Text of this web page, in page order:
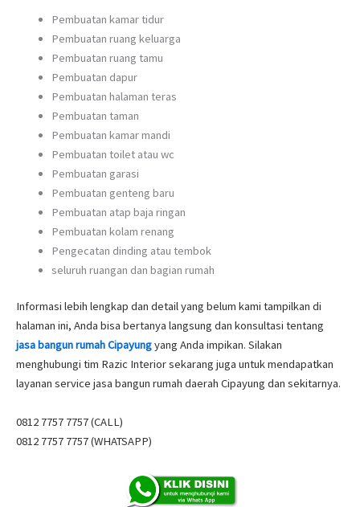
Pembuatan kamar tidur
Pembuatan ruang keluarga
Pembuatan ruang tamu
Pembuatan dapur
Pembuatan halaman teras
Pembuatan taman
Pembuatan kamar mandi
Pembuatan toilet atau wc
Pembuatan garasi
Pembuatan genteng baru
Pembuatan atap baja ringan
Pembuatan kolam renang
Pengecatan dinding atau tembok
seluruh ruangan dan bagian rumah
Informasi lebih lengkap dan detail yang belum kami tampilkan di
halaman ini, Anda bisa bertanya langsung dan konsultasi tentang
jasa bangun rumah Cipayungyang Anda impikan. Silakan
menghubungi tim Razic Interior sekarang juga untuk mendapatkan
layanan service jasa bangun rumah daerah Cipayung dan sekitarnya.
0812 7757 7757 (CALL)
0812 7757 7757 (WHATSAPP)